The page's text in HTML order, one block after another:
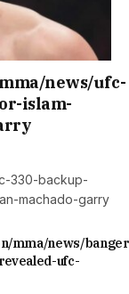
news/ufc-
islam-
330-backup-
machado-garry
mma/news/
ufc-